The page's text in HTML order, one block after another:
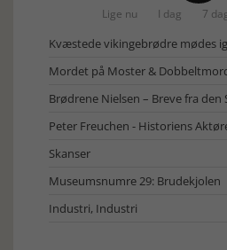
Lige nu I dag 7
Kvæstede vikingebrødre mødes
Mordet på Moster &
Brødrene Nielsen – Breve fra den
Peter Freuchen - Historiens
Skanser
Museumsnumre 29: Brudekjolen
Industri, Industri